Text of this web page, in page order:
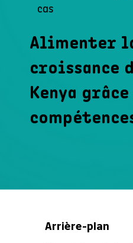
cas
Alimenter
croissance
Kenya grâce
Arrière-plan